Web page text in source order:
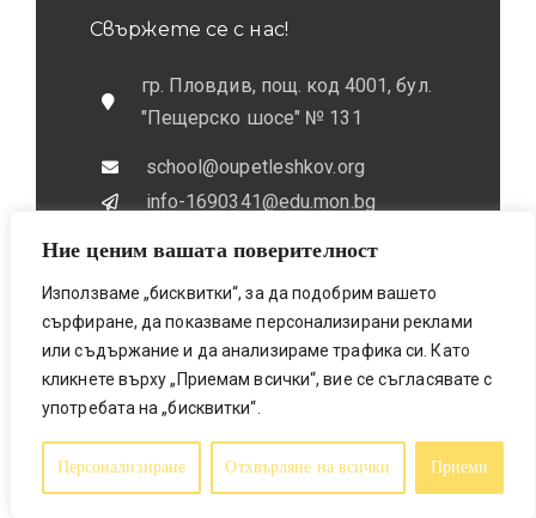
Ние ценим вашата поверителност
Използваме „бисквитки“, за да подобрим вашето
сърфиране, да показваме персонализирани реклами
или съдържание и да анализираме трафика си. Като
кликнете върху „Приемам всички“, вие се съгласявате с
употребата на „бисквитки“.
Персонализиране Отхвърляне на всички Приеми
Свържете се с нас!
гр. Пловдив, пощ. код 4001, бул.
"Пещерско шосе" № 131
school@oupetleshkov.org
info-1690341@edu.mon.bg
032 / 643 673
0884 / 787772
Bionicfox LTD- Designed & Made
© 2025 All Rights Reserved